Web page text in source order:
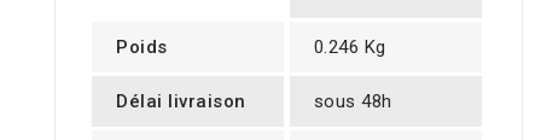
Poids 0.246 Kg
Délai livraison sous 48h